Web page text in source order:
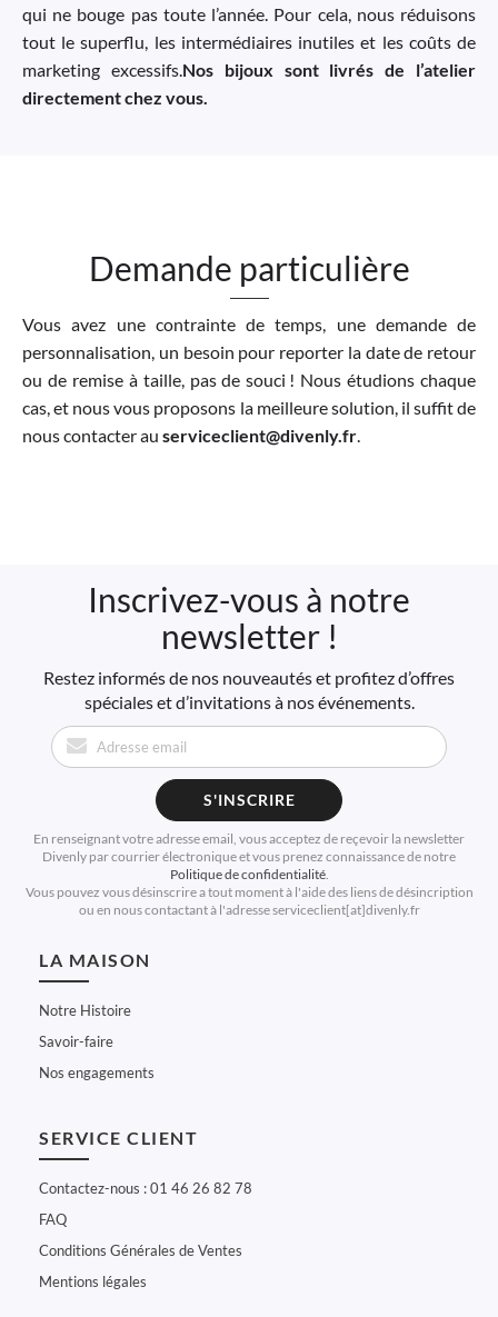
qui ne bouge pas toute l’année. Pour cela, nous réduisons
tout le superflu, les intermédiaires inutiles et les coûts de
marketing excessifs. Nos bijoux sont livrés de l’atelier
directement chez vous.
Demande particulière
Vous avez une contrainte de temps, une demande de
personnalisation, un besoin pour reporter la date de retour
ou de remise à taille, pas de souci ! Nous étudions chaque
cas, et nous vous proposons la meilleure solution, il suffit de
nous contacter au serviceclient@divenly.fr.
Inscrivez-vous à notre
newsletter !
Restez informés de nos nouveautés et profitez d’offres
spéciales et d’invitations à nos événements.
S'INSCRIRE
En renseignant votre adresse email, vous acceptez de reçevoir la newsletter
Divenly par courrier électronique et vous prenez connaissance de notre
Politique de confidentialité.
Vous pouvez vous désinscrire a tout moment à l'aide des liens de désincription
ou en nous contactant à l'adresse serviceclient[at]divenly.fr
LA MAISON
Notre Histoire
Savoir-faire
Nos engagements
SERVICE CLIENT
Contactez-nous : 01 46 26 82 78
FAQ
Conditions Générales de Ventes
Mentions légales